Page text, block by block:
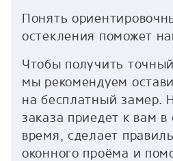
Понять
остекления поможет
Чтобы получить
мы рекомендуем
на бесплатный замер.
заказа приедет к вам в
время, сделает
оконного проёма и